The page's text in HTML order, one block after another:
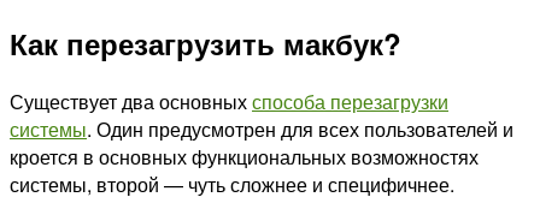
Как перезагрузить макбук?
Существует два основныхспособа перезагрузки
системы. Один предусмотрен для всех пользователей и
кроется в основных функциональных возможностях
системы, второй — чуть сложнее и специфичнее.